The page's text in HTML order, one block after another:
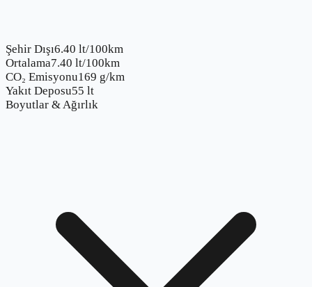
Şehir Dışı6.40 lt/100km
Ortalama7.40 lt/100km
CO₂ Emisyonu169 g/km
Yakıt Deposu55 lt
Boyutlar & Ağırlık